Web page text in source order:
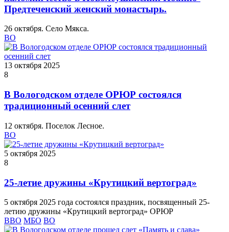
Предтеченский женский монастырь.
26 октября. Село Мякса.
ВО
13 октября 2025
8
В Вологодском отделе ОРЮР состоялся
традиционный осенний слет
12 октября. Поселок Лесное.
ВО
5 октября 2025
8
25-летие дружины «Крутицкий вертоград»
5 октября 2025 года состоялся праздник, посвященный 25-
летию дружины «Крутицкий вертоград» ОРЮР
ВВО МБО ВО